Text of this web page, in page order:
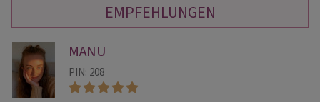
EMPFEHLUNGEN
MANU
PIN: 208